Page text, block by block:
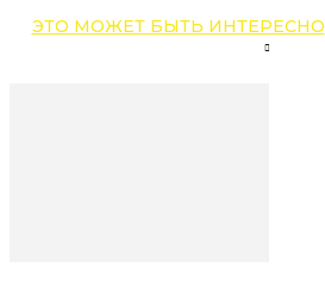
ЭТО МОЖЕТ БЫТЬ ИНТЕРЕСНО